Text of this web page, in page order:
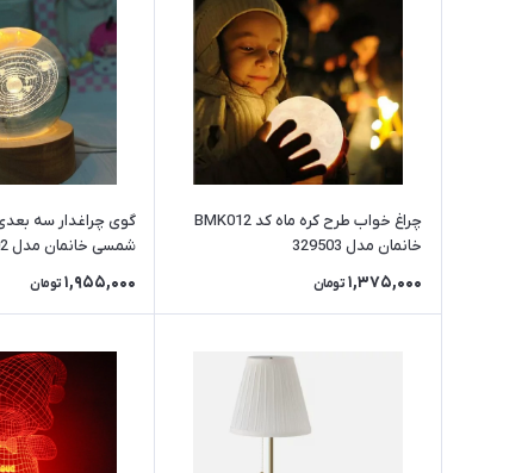
چراغ خواب طرح کره ماه کد BMK012
خانمان مدل 329503
1,375,000 تومان
گوی چراغدار سه
شمسی خانمان مدل 329502
1,955,000 تومان